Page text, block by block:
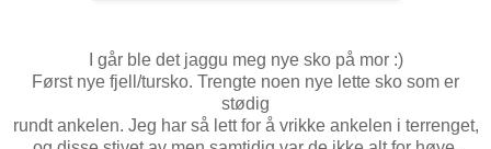
I går ble det jaggu meg nye sko på mor :)
Først nye fjell/tursko. Trengte noen nye lette sko som er
stødig
rundt ankelen. Jeg har så lett for å vrikke ankelen i terrenget,